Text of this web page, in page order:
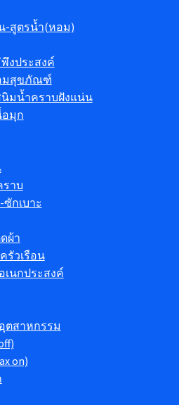
-สูตรน้ำ(หอม)
งประสงค์
มสุขภัณฑ์
มน้ำคราบฝังแน่น
อมุก
าบ
กเบาะ
ผ้า
รัวเรือน
นกประสงค์
ตสาหกรรม
on)